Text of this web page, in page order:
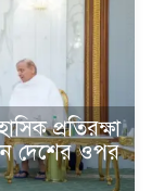
প্রতিরক্ষা
দেশের ওপর